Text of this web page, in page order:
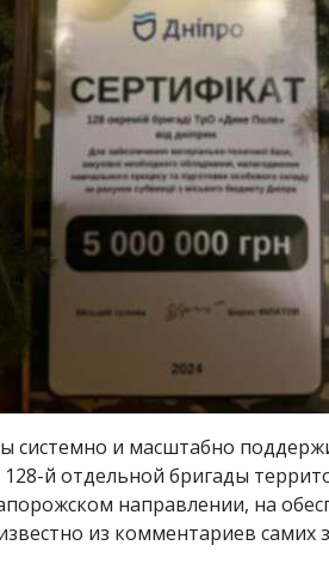
системно и масштабно
й отдельной бригады
направлении, на
из комментариев